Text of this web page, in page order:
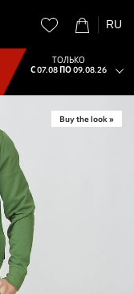
RU
ТОЛЬКО
С 07.08 ПО 09.08.26
Buy the look »